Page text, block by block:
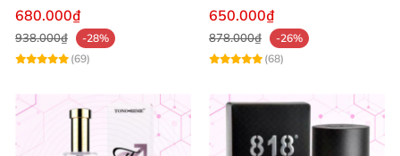
cấp hút hồn
680.000₫
938.000₫
-28%
(69)
mãnh liệt không mùi
650.000₫
878.000₫
-26%
(68)